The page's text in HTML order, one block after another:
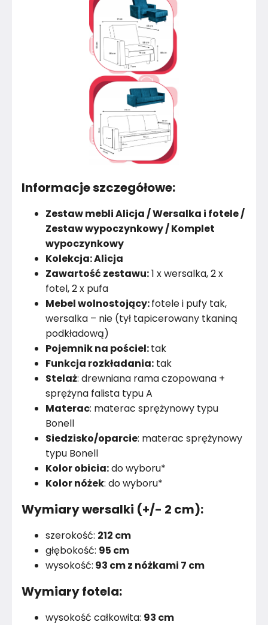
Informacje szczegółowe:
Zestaw mebli Alicja / Wersalka i fotele /
Zestaw wypoczynkowy / Komplet
wypoczynkowy
Kolekcja: Alicja
Zawartość zestawu:1 x wersalka, 2 x
fotel, 2 x pufa
Mebel wolnostojący:fotele i pufy tak,
wersalka – nie (tył tapicerowany tkaniną
podkładową)
Pojemnik na pościel:tak
Funkcja rozkładania: tak
Stelaż: drewniana rama czopowana +
sprężyna falista typu A
Materac: materac sprężynowy typu
Bonell
Siedzisko/oparcie: materac sprężynowy
typu Bonell
Kolor obicia:do wyboru*
Kolor nóżek: do wyboru*
Wymiary wersalki (+/- 2 cm):
szerokość: 212 cm
głębokość: 95 cm
wysokość: 93 cm z nóżkami 7 cm
Wymiary fotela:
wysokość całkowita: 93 cm